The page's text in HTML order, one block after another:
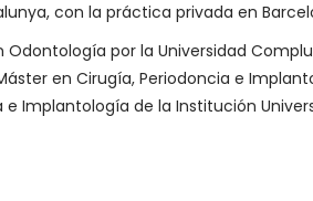
con la práctica privada en
Odontología por la Universidad
en Cirugía, Periodoncia e
Implantología de la Institución